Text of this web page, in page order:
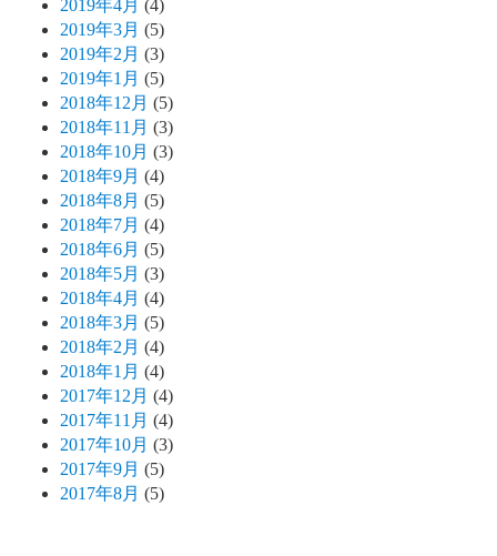
2019年4月 (4)
2019年3月 (5)
2019年2月 (3)
2019年1月 (5)
2018年12月 (5)
2018年11月 (3)
2018年10月 (3)
2018年9月 (4)
2018年8月 (5)
2018年7月 (4)
2018年6月 (5)
2018年5月 (3)
2018年4月 (4)
2018年3月 (5)
2018年2月 (4)
2018年1月 (4)
2017年12月 (4)
2017年11月 (4)
2017年10月 (3)
2017年9月 (5)
2017年8月 (5)